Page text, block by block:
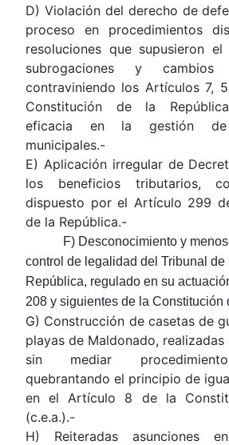
D) Violación del derecho de
proceso en procedimientos
resoluciones que supusieron
subrogaciones y cambios
contraviniendo los Artículos 7,
Constitución de la
eficacia en la gestión
municipales.-
E) Aplicación irregular de
los beneficios tributarios,
dispuesto por el Artículo 299
de la República.-
F) Desconocimiento y
control de legalidad del Tribunal de
República, regulado en su
208 y siguientes de la Constitución
G) Construcción de casetas de
playas de Maldonado,
sin mediar
quebrantando el principio de
en el Artículo 8 de la
(c.e.a.).-
H) Reiteradas asunciones